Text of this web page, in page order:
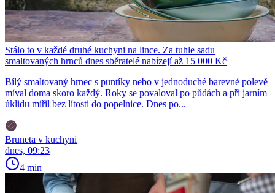
Stálo to v každé druhé kuchyni na lince. Za tuhle sadu
smaltovaných hrnců dnes sběratelé nabízejí až 15 000 Kč
Bílý smaltovaný hrnec s puntíky nebo v jednoduché barevné polevě
míval doma skoro každý. Roky se povaloval po půdách a při jarním
úklidu mířil bez lítosti do popelnice. Dnes po...
Bruneta v kuchyni
dnes, 09:23
4 min